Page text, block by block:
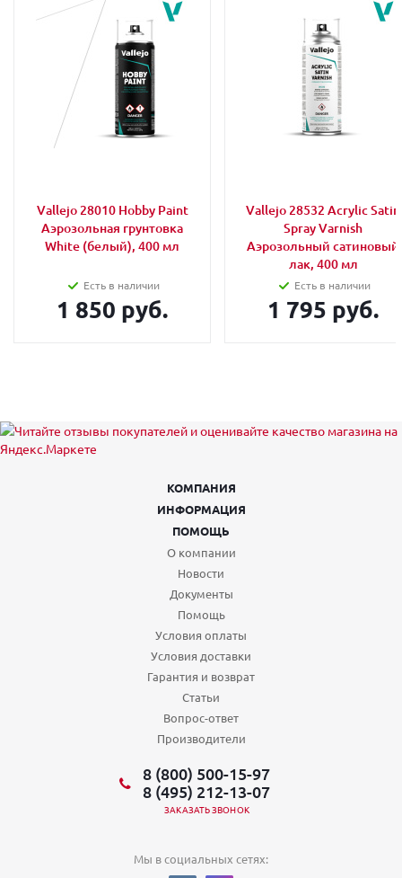
Vallejo 28010 Hobby Paint
Аэрозольная грунтовка
White (белый), 400 мл
Есть в наличии
1 850 руб.
Vallejo 28532 Acrylic Satin
Spray Varnish
Аэрозольный сатиновый
лак, 400 мл
Есть в наличии
1 795 руб.
КОМПАНИЯ
ИНФОРМАЦИЯ
ПОМОЩЬ
О компании
Новости
Документы
Помощь
Условия оплаты
Условия доставки
Гарантия и возврат
Статьи
Вопрос-ответ
Производители
8 (800) 500-15-97
8 (495) 212-13-07
ЗАКАЗАТЬ ЗВОНОК
Мы в социальных сетях: